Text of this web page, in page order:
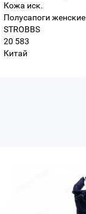
Кожа иск.
Полусапоги женские
STROBBS
20 583
Китай